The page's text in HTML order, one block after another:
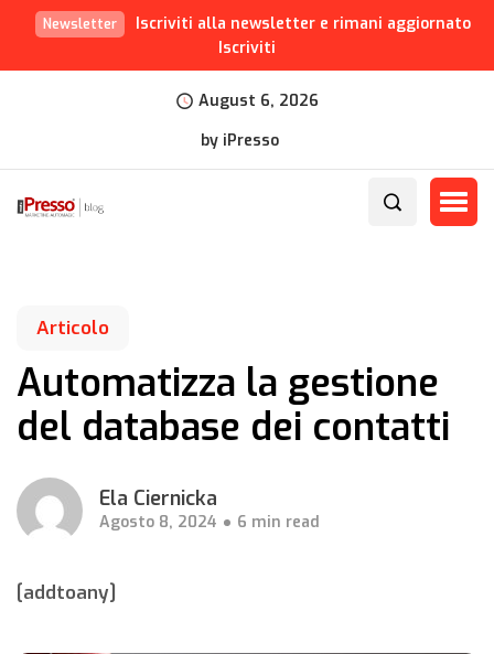
Newsletter
Iscriviti alla newsletter e rimani aggiornato
Iscriviti
August 6, 2026
by iPresso
Articolo
Automatizza la gestione
del database dei contatti
Ela Ciernicka
Agosto 8, 2024 6 min read
[addtoany]